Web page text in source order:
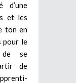
et les
ton en
pour le
de se
de